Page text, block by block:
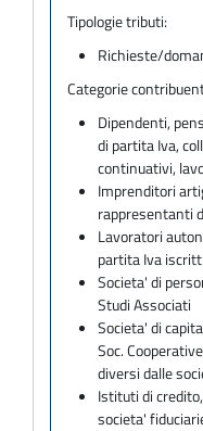
Tipologie tributi:
Richieste/
Categorie
Dipendenti,
di partita Iva,
continuativi,
Imprenditori
rappresentanti
Lavoratori
partita Iva
Societa' di
Studi Associati
Societa' di
Soc.
diversi dalle
Istituti di
societa'